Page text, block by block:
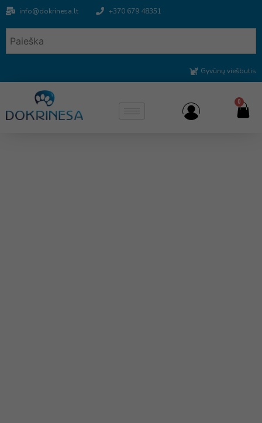
info@dokrinesa.lt +370 679 48351
Gyvūnų viešbutis
0